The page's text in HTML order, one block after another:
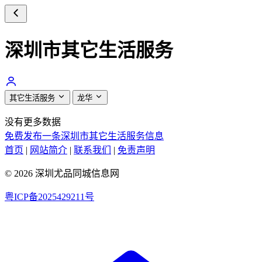
深圳市其它生活服务
其它生活服务 龙华
没有更多数据
免费发布一条深圳市其它生活服务信息
首页 | 网站简介 | 联系我们 | 免责声明
© 2026 深圳尤品同城信息网
粤ICP备2025429211号